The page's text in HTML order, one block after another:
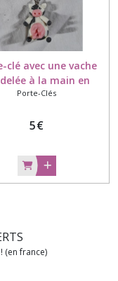
clé avec une vache
à la main en
porcelaine froide
Porte-Clés
5€
(en france)